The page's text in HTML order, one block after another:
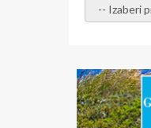
- izaberi